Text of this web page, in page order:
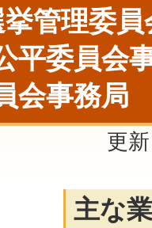
管理委員
平委員会
会事務
更
主な